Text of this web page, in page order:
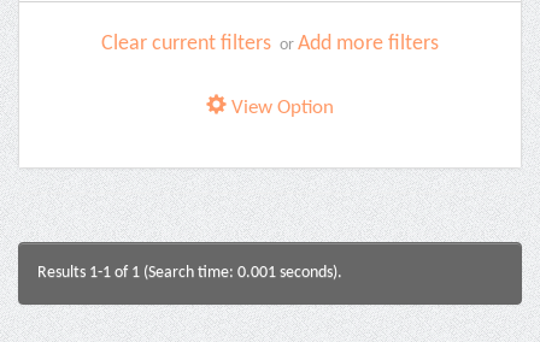
Clear current filters or Add more filters
View Option
Results 1-1 of 1 (Search time: 0.001 seconds).